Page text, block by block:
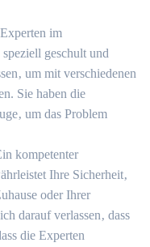
im
geschult und
um mit verschiedenen
Sie haben die
um das Problem
kompetenter
Ihre Sicherheit‚
oder Ihrer
darauf verlassen‚ dass
die Experten